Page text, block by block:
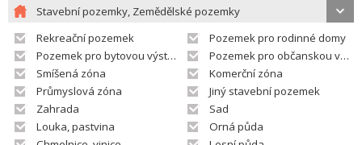
Stavební pozemky, Zemědělské pozemky
Rekreační pozemek
Pozemek pro rodinné domy
Pozemek pro bytovou výstavbu
Pozemek pro občanskou vybavenost
Smíšená zóna
Komerční zóna
Průmyslová zóna
Jiný stavební pozemek
Zahrada
Sad
Louka, pastvina
Orná půda